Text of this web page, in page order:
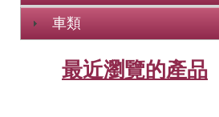
車類
最近瀏覽的產品